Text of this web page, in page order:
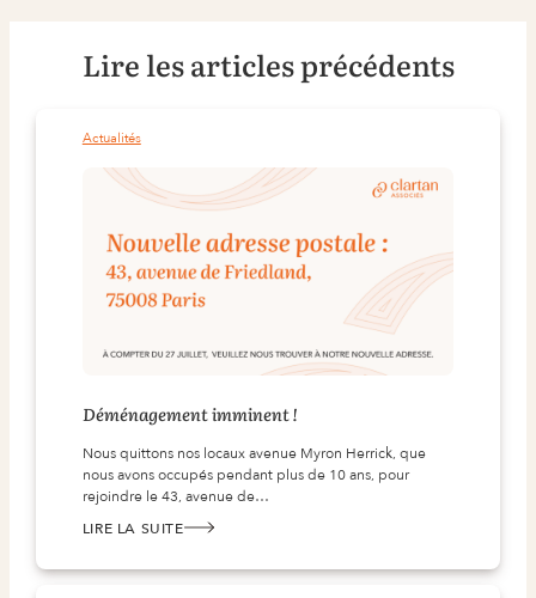
Lire les articles précédents
Actualités
Déménagement imminent !
Nous quittons nos locaux avenue Myron Herrick, que
nous avons occupés pendant plus de 10 ans, pour
rejoindre le 43, avenue de…
LIRE LA SUITE
: